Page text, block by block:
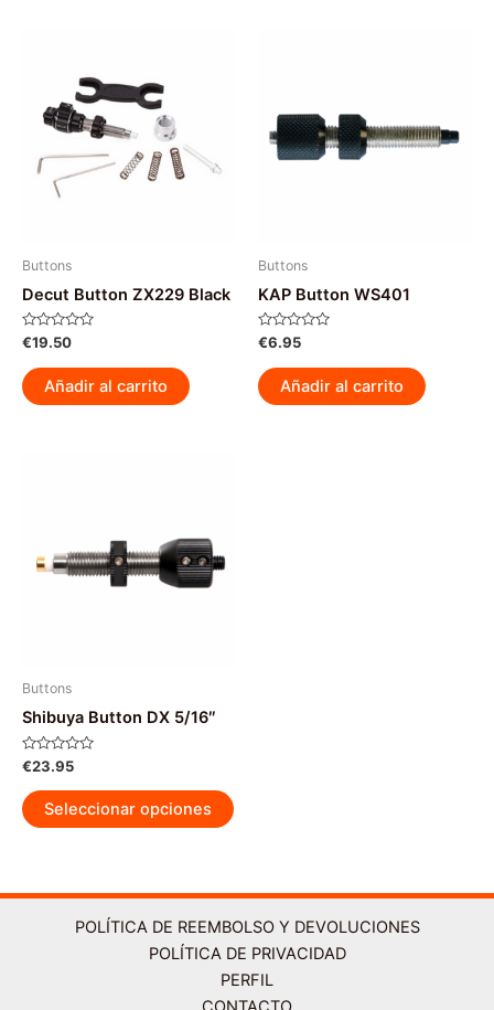
pueden
página
producto
Buttons
Decut Button ZX229 Black
Valorado
con
de
5
€19.50
Añadir al carrito
Buttons
KAP Button WS401
Valorado
con
de
5
€6.95
Añadir al carrito
Buttons
Shibuya Button DX 5/16″
Valorado
con
de
5
€23.95
Seleccionar opciones
producto
variantes.
Las
opciones
se
POLÍTICA DE REEMBOLSO Y DEVOLUCIONES
POLÍTICA DE PRIVACIDAD
PERFIL